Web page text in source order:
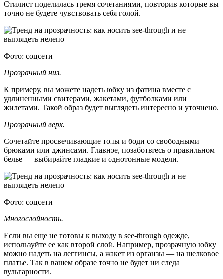
Стилист поделилась тремя сочетаниями, повторив которые вы
точно не будете чувствовать себя голой.
Фото: соцсети
Прозрачный низ.
К примеру, вы можете надеть юбку из фатина вместе с
удлиненными свитерами, жакетами, футболками или
жилетами. Такой образ будет выглядеть интересно и уточнено.
Прозрачный верх.
Сочетайте просвечивающие топы и боди со свободными
брюками или джинсами. Главное, позаботьтесь о правильном
белье — выбирайте гладкие и однотонные модели.
Фото: соцсети
Многослойность.
Если вы еще не готовы к выходу в see-through одежде,
используйте ее как второй слой. Например, прозрачную юбку
можно надеть на леггинсы, а жакет из органзы — на шелковое
платье. Так в вашем образе точно не будет ни следа
вульгарности.